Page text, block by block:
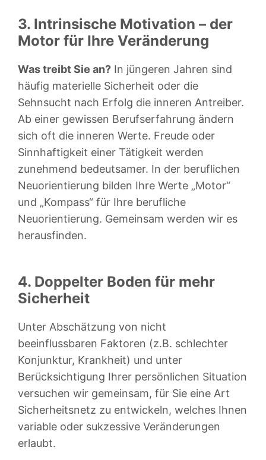
3. Intrinsische Motivation – der
Motor für Ihre Veränderung
Was treibt Sie an? In jüngeren Jahren sind
häufig materielle Sicherheit oder die
Sehnsucht nach Erfolg die inneren Antreiber.
Ab einer gewissen Berufserfahrung ändern
sich oft die inneren Werte. Freude oder
Sinnhaftigkeit einer Tätigkeit werden
zunehmend bedeutsamer. In der beruflichen
Neuorientierung bilden Ihre Werte „Motor“
und „Kompass“ für Ihre berufliche
Neuorientierung. Gemeinsam werden wir es
herausfinden.
4. Doppelter Boden für mehr
Sicherheit
Unter Abschätzung von nicht
beeinflussbaren Faktoren (z.B. schlechter
Konjunktur, Krankheit) und unter
Berücksichtigung Ihrer persönlichen Situation
versuchen wir gemeinsam, für Sie eine Art
Sicherheitsnetz zu entwickeln, welches Ihnen
variable oder sukzessive Veränderungen
erlaubt.